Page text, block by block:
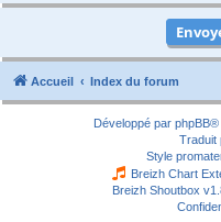
Accueil Index du forum
Développé par phpBB®
Traduit
Style
Breizh Chart
Breizh Shoutbox